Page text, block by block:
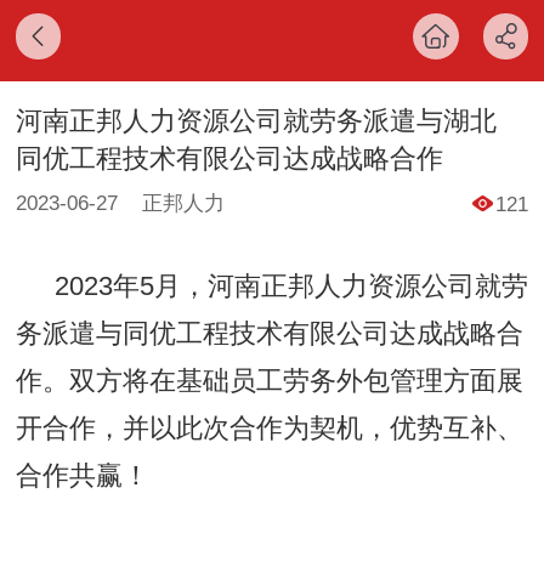
河南正邦人力资源公司就劳务派遣与湖北
同优工程技术有限公司达成战略合作
2023-06-27 正邦人力 121
2023年5月，河南正邦人力资源公司就劳
务派遣与同优工程技术有限公司达成战略合
作。双方将在基础员工劳务外包管理方面展
开合作，并以此次合作为契机，优势互补、
合作共赢！